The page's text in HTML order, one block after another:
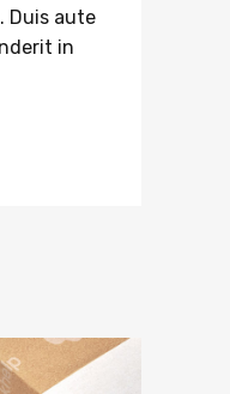
Duis aute
in